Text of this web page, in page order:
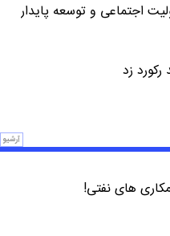
اجتماعی و توسعه پایدار
زد
آرشیو
های نفتی!